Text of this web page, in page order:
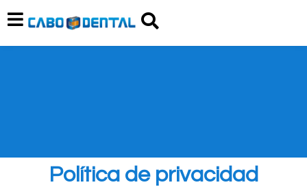
Política de privacidad